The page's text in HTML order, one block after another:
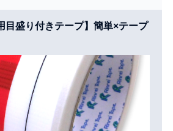
目盛り付きテープ】簡単×テープ